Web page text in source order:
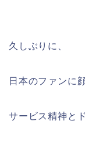
久しぶりに、
日本のファンに
サービス精神と